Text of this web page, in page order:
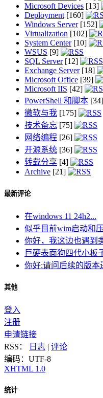
Microsoft Devices [13]
Deployment[160]
Windows Server[152]
Virtualization [102]
System Center[10]
WSUS [9]
SQL Server[12]
Exchange Server[18]
Microsoft Office [39]
Microsoft IIS [42]
PowerShell 和脚本 [34]
微软与我 [175]
技术备忘 [75]
网络编程 [26]
开源系统 [36]
转载分享 [4]
Archive [21]
最新评论
在windows 11 24h2...
似乎目前wim启动和
你好，我这边也遇到
巨硬表面狗四代小板
你好:请问后续的版本
其他
登入
注册
申请链接
RSS：
日志 | 评论
编码：UTF-8
XHTML 1.0
统计